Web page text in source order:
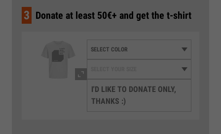
3 Donate at least 50€+ and get the t-shirt
I'D LIKE TO DONATE ONLY,
THANKS :)